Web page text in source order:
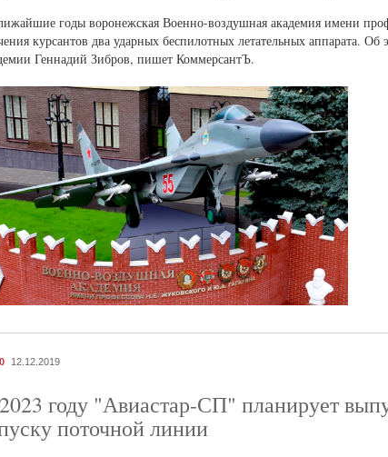
годы воронежская Военно-воздушная академия имени
курсантов два ударных беспилотных летательных аппарата.
Геннадий Зибров, пишет КоммерсантЪ.
12.12.2019
году "Авиастар-СП" планирует
поточной линии